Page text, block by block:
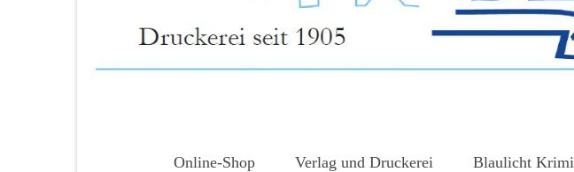
Online-Shop Verlag und Druckerei Blaulicht Krimi